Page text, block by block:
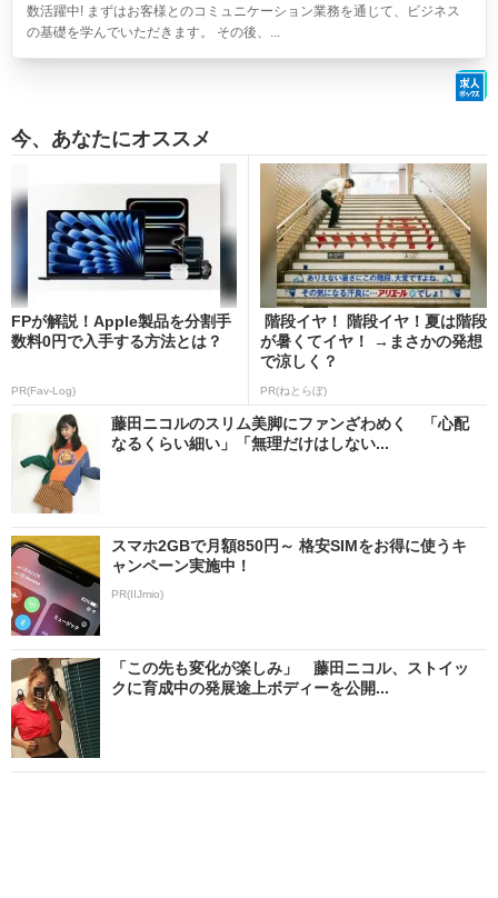
数活躍中! まずはお客様とのコミュニケーション業務を通じて、ビジネス
の基礎を学んでいただきます。 その後、...
今、あなたにオススメ
FPが解説！Apple製品を分割手
数料0円で入手する方法とは？
PR(Fav-Log)
階段イヤ！ 階段イヤ！夏は階段
が暑くてイヤ！ →まさかの発想
で涼しく？
PR(ねとらぼ)
藤田ニコルのスリム美脚にファンざわめく 「心配
なるくらい細い」「無理だけはしない...
スマホ2GBで月額850円～ 格安SIMをお得に使うキ
ャンペーン実施中！
PR(IIJmio)
「この先も変化が楽しみ」 藤田ニコル、ストイッ
クに育成中の発展途上ボディーを公開...